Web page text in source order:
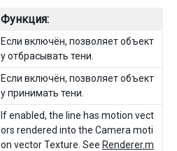
Функция:
Если включён, позволяет объект
у отбрасывать тени.
Если включён, позволяет объект
у принимать тени.
If enabled, the line has motion vect
ors rendered into the Camera moti
on vector Texture. See Renderer.m